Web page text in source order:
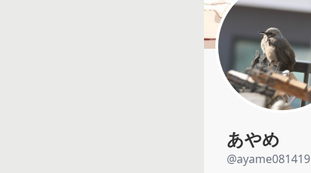
あやめ
@ayame081419